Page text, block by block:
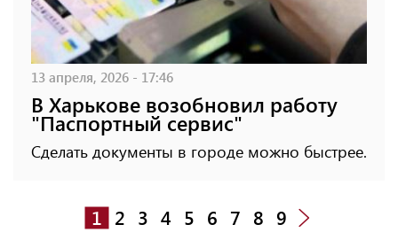
13 апреля, 2026 - 17:46
В Харькове возобновил работу
"Паспортный сервис"
Сделать документы в городе можно быстрее.
1 2 3 4 5 6 7 8 9